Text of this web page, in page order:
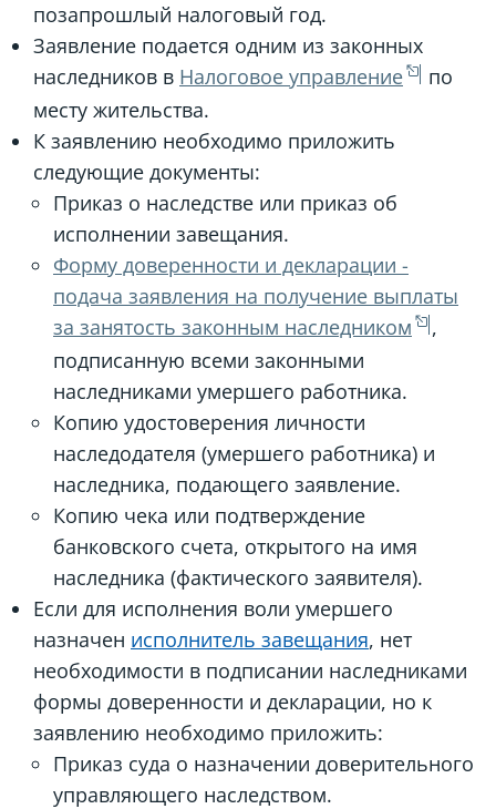
позапрошлый налоговый год.
Заявление подается одним из законных
наследников в Налоговое управление
по
месту жительства.
К заявлению необходимо приложить
следующие документы:
Приказ о наследстве или приказ об
исполнении завещания.
Форму доверенности и декларации -
подача заявления на получение выплаты
за занятость законным наследником
,
подписанную всеми законными
наследниками умершего работника.
Копию удостоверения личности
наследодателя (умершего работника) и
наследника, подающего заявление.
Копию чека или подтверждение
банковского счета, открытого на имя
наследника (фактического заявителя).
Если для исполнения воли умершего
назначен исполнитель завещания, нет
необходимости в подписании наследниками
формы доверенности и декларации, но к
заявлению необходимо приложить:
Приказ суда о назначении доверительного
управляющего наследством.